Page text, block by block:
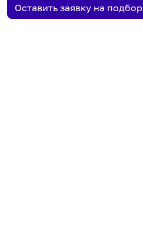
Оставить заявку на подбор